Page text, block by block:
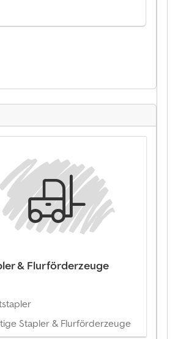
& Flurförderzeuge
Stapler & Flurförderzeuge